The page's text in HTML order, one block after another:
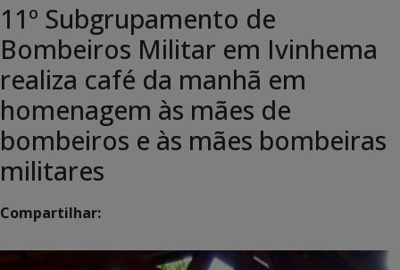
11º Subgrupamento de
Bombeiros Militar em Ivinhema
realiza café da manhã em
homenagem às mães de
bombeiros e às mães bombeiras
militares
Compartilhar: